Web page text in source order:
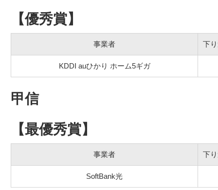
【優秀賞】
事業者 下
KDDI auひかり ホーム5ギガ
甲信
【最優秀賞】
事業者 下
SoftBank光